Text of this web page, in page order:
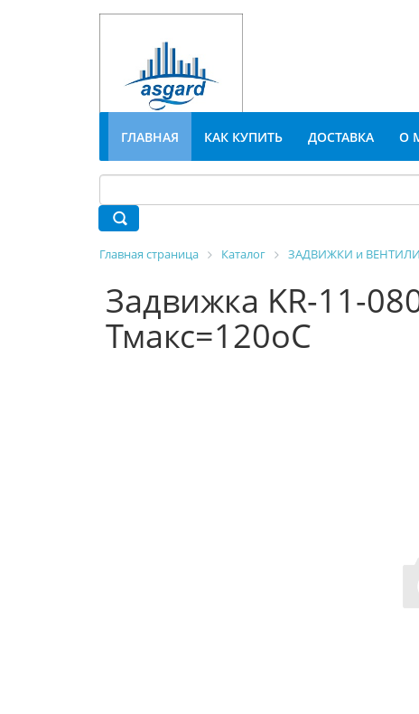
ГЛАВНАЯ КАК КУПИТЬ ДОСТАВКА О
Главная страница Каталог ЗАДВИЖКИ и ВЕНТИЛИ
Задвижка KR-11-
Тмакс=120оС